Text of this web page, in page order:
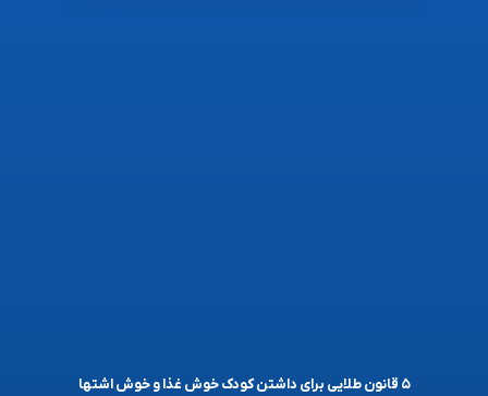
۵ قانون طلایی برای داشتن کودک خوش غذا و خوش اشتها